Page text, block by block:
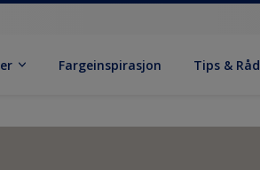
Fargeinspirasjon Tips & Råd